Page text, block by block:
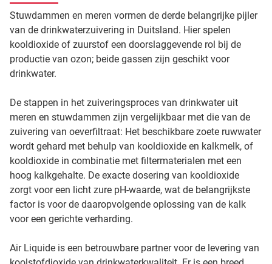
Stuwdammen en meren vormen de derde belangrijke pijler
van de drinkwaterzuivering in Duitsland. Hier spelen
kooldioxide of zuurstof een doorslaggevende rol bij de
productie van ozon; beide gassen zijn geschikt voor
drinkwater.
De stappen in het zuiveringsproces van drinkwater uit
meren en stuwdammen zijn vergelijkbaar met die van de
zuivering van oeverfiltraat: Het beschikbare zoete ruwwater
wordt gehard met behulp van kooldioxide en kalkmelk, of
kooldioxide in combinatie met filtermaterialen met een
hoog kalkgehalte. De exacte dosering van kooldioxide
zorgt voor een licht zure pH-waarde, wat de belangrijkste
factor is voor de daaropvolgende oplossing van de kalk
voor een gerichte verharding.
Air Liquide is een betrouwbare partner voor de levering van